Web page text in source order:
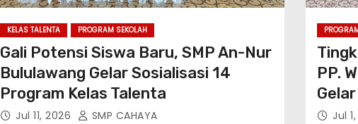
KELAS TALENTA PROGRAM SEKOLAH
Gali Potensi Siswa Baru, SMP An-Nur
Bululawang Gelar Sosialisasi 14
Program Kelas Talenta
Jul 11, 2026 SMP CAHAYA
PP.
Jul